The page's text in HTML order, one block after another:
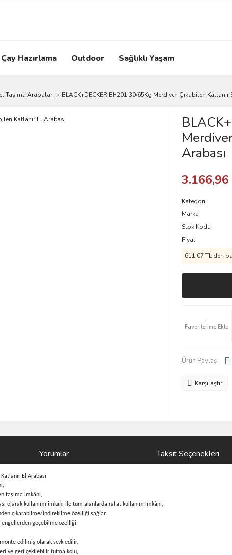
Çay Hazırlama Outdoor Sağlıklı Yaşam
Taşıma Arabaları BLACK+DECKER BH201 30/65Kg Merdiven Çıkabilen Katlanır
Arabası
3.166,96
Kategori
Marka
Stok Kodu
Fiyat
611,07 TL den
Ürün Paylaş :
Karşılaştır
Yorumlar Taksit Seçenekleri
El Arabası
taşıma imkânı,
olarak kullanımı imkânı ile tüm alanlarda rahat kullanım imkânı,
çıkarabilme/indirebilme özelliği sağlar,
geçebilme özelliği,
edilmiş olarak sevk edilir,
ve geri çekilebilir tutma kolu,